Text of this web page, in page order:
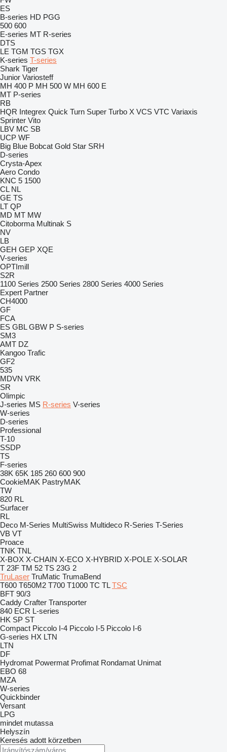
ES
B-series HD PGG
500 600
E-series MT R-series
DTS
LE TGM TGS TGX
K-series T-series
Shark Tiger
Junior Variosteff
MH 400 P MH 500 W MH 600 E
MT P-series
RB
HQR Integrex Quick Turn Super Turbo X VCS VTC Variaxis
Sprinter Vito
LBV MC SB
UCP WF
Big Blue Bobcat Gold Star SRH
D-series
Crysta-Apex
Aero Condo
KNC 5 1500
CL NL
GE TS
LT QP
MD MT MW
Citoborma Multinak S
NV
LB
GEH GEP XQE
V-series
OPTImill
S2R
1100 Series 2500 Series 2800 Series 4000 Series
Expert Partner
CH4000
GF
FCA
ES GBL GBW P S-series
SM3
AMT DZ
Kangoo Trafic
GF2
535
MDVN VRK
SR
Olimpic
J-series MS R-series V-series
W-series
D-series
Professional
T-10
SSDP
TS
F-series
38K 65K 185 260 600 900
CookieMAK PastryMAK
TW
820 RL
Surfacer
RL
Deco M-Series MultiSwiss Multideco R-Series T-Series
VB VT
Proace
TNK TNL
X-BOX X-CHAIN X-ECO X-HYBRID X-POLE X-SOLAR
T 23F TM 52 TS 23G 2
TruLaser TruMatic TrumaBend
T600 T650M2 T700 T1000 TC TL TSC
BFT 90/3
Caddy Crafter Transporter
840 ECR L-series
HK SP ST
Compact Piccolo I-4 Piccolo I-5 Piccolo I-6
G-series HX LTN
LTN
DF
Hydromat Powermat Profimat Rondamat Unimat
EBO 68
MZA
W-series
Quickbinder
Versant
LPG
mindet mutassa
Helyszín
Keresés adott körzetben